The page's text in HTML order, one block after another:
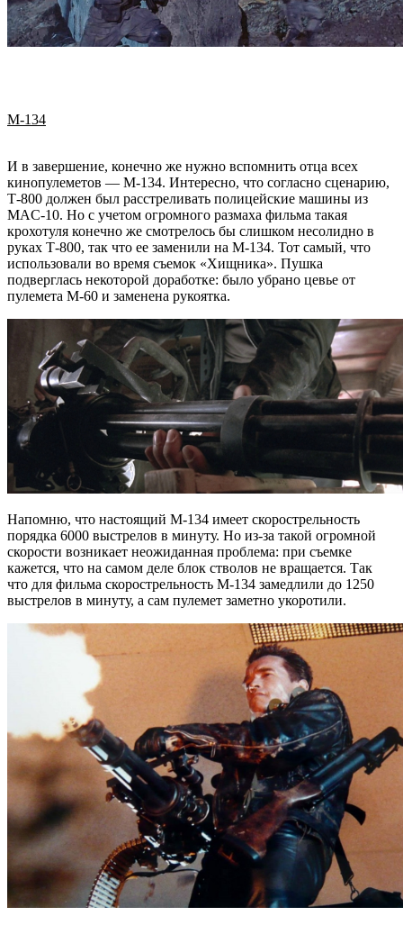
М-134
И в завершение, конечно же нужно вспомнить отца всех
кинопулеметов — М-134. Интересно, что согласно сценарию,
Т-800 должен был расстреливать полицейские машины из
MAC-10. Но с учетом огромного размаха фильма такая
крохотуля конечно же смотрелось бы слишком несолидно в
руках Т-800, так что ее заменили на M-134. Тот самый, что
использовали во время съемок «Хищника». Пушка
подверглась некоторой доработке: было убрано цевье от
пулемета M-60 и заменена рукоятка.
Напомню, что настоящий М-134 имеет скорострельность
порядка 6000 выстрелов в минуту. Но из-за такой огромной
скорости возникает неожиданная проблема: при съемке
кажется, что на самом деле блок стволов не вращается. Так
что для фильма скорострельность M-134 замедлили до 1250
выстрелов в минуту, а сам пулемет заметно укоротили.